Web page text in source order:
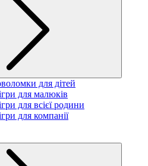
для дітей
для малюків
для всієї родини
для компанії